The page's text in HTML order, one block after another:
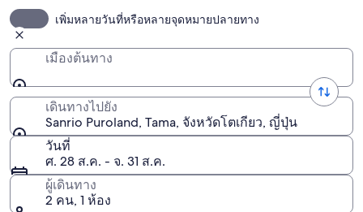
เพิ่มหลายวันที่หรือหลายจุดหมายปลายทาง
เมืองต้นทาง
เดินทางไปยัง
Sanrio Puroland, Tama, จังหวัดโตเกียว, ญี่ปุ่น
วันที่
ศ. 28 ส.ค. - จ. 31 ส.ค.
ผู้เดินทาง
2 คน, 1 ห้อง